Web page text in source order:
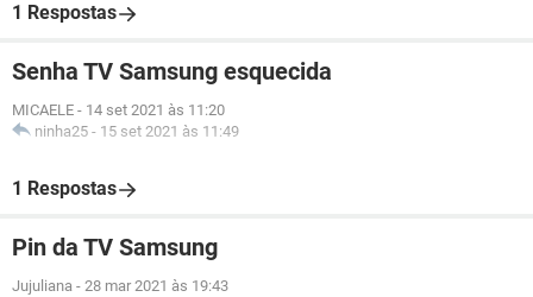
1 Respostas
Senha TV Samsung esquecida
MICAELE - 14 set 2021 às 11:20
ninha25 - 15 set 2021 às 11:49
1 Respostas
Pin da TV Samsung
Jujuliana - 28 mar 2021 às 19:43